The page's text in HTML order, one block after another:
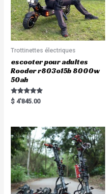
Trottinettes électriques
escooter pour adultes
Rooder r803o15b 8000w
50ah
Rated
5.00
$ 4'845.00